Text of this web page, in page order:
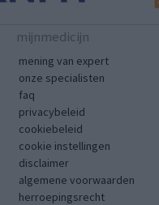
mijnmedicijn
mening van expert
onze specialisten
faq
privacybeleid
cookiebeleid
cookie instellingen
disclaimer
algemene voorwaarden
herroepingsrecht